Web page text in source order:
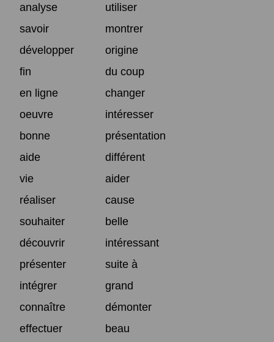
analyse
utiliser
savoir
montrer
développer
origine
fin
du coup
en ligne
changer
oeuvre
intéresser
bonne
présentation
aide
différent
vie
aider
réaliser
cause
souhaiter
belle
découvrir
intéressant
présenter
suite à
intégrer
grand
connaître
démonter
effectuer
beau